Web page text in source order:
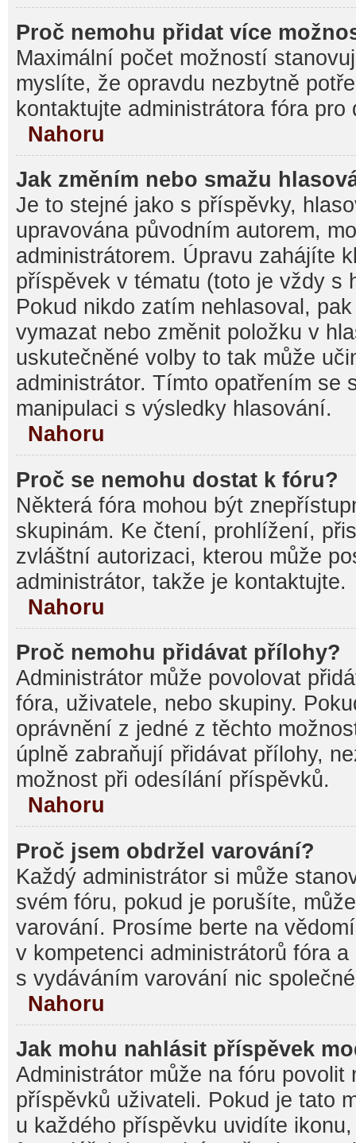
Proč nemohu přidat více
Maximální počet možností
myslíte, že opravdu nezbytně
kontaktujte administrátora fóra pro
Nahoru
Jak změním nebo smažu
Je to stejné jako s příspěvky,
upravována původním autorem,
administrátorem. Úpravu zahájíte
příspěvek v tématu (toto je vždy s
Pokud nikdo zatím nehlasoval,
vymazat nebo změnit položku v
uskutečněné volby to tak může
administrátor. Tímto opatřením se
manipulaci s výsledky hlasování.
Nahoru
Proč se nemohu dostat k fóru?
Některá fóra mohou být
skupinám. Ke čtení, prohlížení,
zvláštní autorizaci, kterou může
administrátor, takže je kontaktujte.
Nahoru
Proč nemohu přidávat přílohy?
Administrátor může povolovat
fóra, uživatele, nebo skupiny.
oprávnění z jedné z těchto
úplně zabraňují přidávat přílohy,
možnost při odesílání příspěvků.
Nahoru
Proč jsem obdržel varování?
Každý administrátor si může
svém fóru, pokud je porušíte,
varování. Prosíme berte na
v kompetenci administrátorů fóra
s vydáváním varování nic
Nahoru
Jak mohu nahlásit příspěvek
Administrátor může na fóru povolit
příspěvků uživateli. Pokud je tato
u každého příspěvku uvidíte